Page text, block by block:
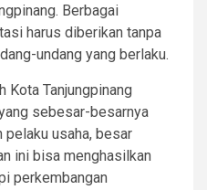
Berbagai
harus diberikan tanpa
undang yang berlaku.
Kota Tanjungpinang
sebesar-besarnya
pelaku usaha, besar
ini bisa menghasilkan
perkembangan